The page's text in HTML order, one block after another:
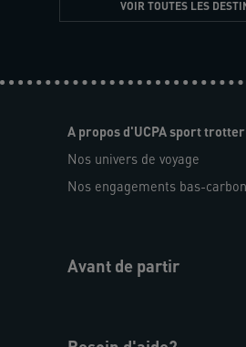
VOIR TOUTES LES
A propos d'UCPA sport trotter
Nos univers de voyage
Nos engagements bas-
Avant de partir